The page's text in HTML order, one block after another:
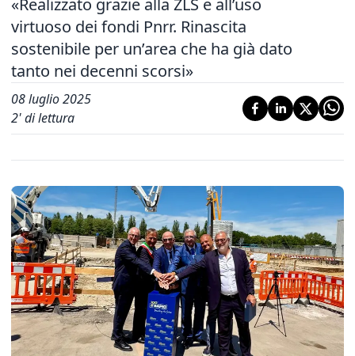
«Realizzato grazie alla ZLS e all’uso
virtuoso dei fondi Pnrr. Rinascita
sostenibile per un’area che ha già dato
tanto nei decenni scorsi»
08 luglio 2025
2' di lettura